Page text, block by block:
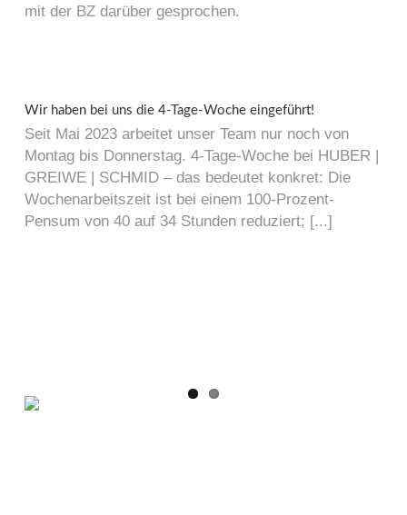
mit der BZ darüber gesprochen.
Wir haben bei uns die 4-Tage-Woche eingeführt!
Seit Mai 2023 arbeitet unser Team nur noch von
Montag bis Donnerstag. 4-Tage-Woche bei HUBER |
GREIWE | SCHMID – das bedeutet konkret: Die
Wochenarbeitszeit ist bei einem 100-Prozent-
Pensum von 40 auf 34 Stunden reduziert; [...]